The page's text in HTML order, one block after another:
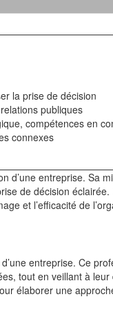
la prise de décision
publiques
compétences en
connexes
d’une entreprise. Sa
de décision
et l’efficacité de
entreprise. Ce
tout en veillant à
élaborer une